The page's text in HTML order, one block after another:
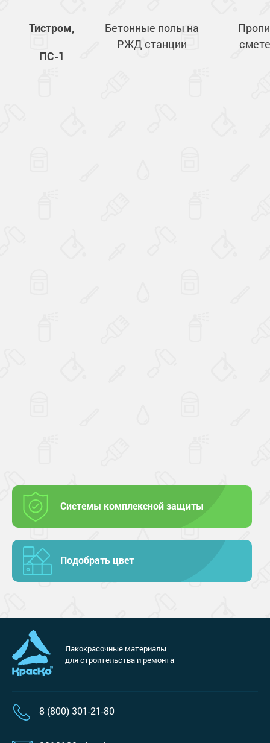
Тистром,
ПС-1
Бетонные полы на
РЖД станции
Системы комплексной защиты
Подобрать цвет
Лакокрасочные материалы
для строительства и ремонта
8 (800) 301-21-80